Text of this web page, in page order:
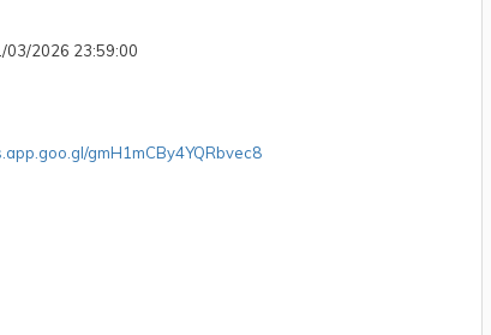
03/2026 23:59:00
gmH1mCBy4YQRbvec8